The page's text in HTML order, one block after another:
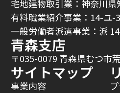
宅地建物取引業：神奈川
有料職業紹介事業：14-ユ-
一般労働者派遣事業：派
青森支店
〒035-0079 青森県むつ市
サイトマップ
事業内容